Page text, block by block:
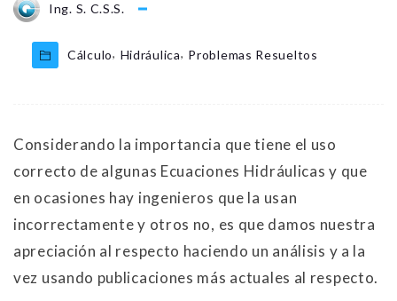
Ing. S. C.S.S.
Cálculo, Hidráulica, Problemas Resueltos
Considerando la importancia que tiene el uso
correcto de algunas Ecuaciones Hidráulicas y que
en ocasiones hay ingenieros que la usan
incorrectamente y otros no, es que damos nuestra
apreciación al respecto haciendo un análisis y a la
vez usando publicaciones más actuales al respecto.